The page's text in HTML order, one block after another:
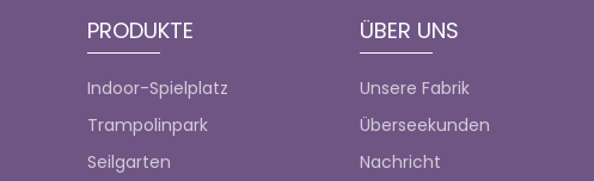
PRODUKTE
Indoor-Spielplatz
Trampolinpark
Seilgarten
ÜBER UNS
Unsere Fabrik
Überseekunden
Nachricht